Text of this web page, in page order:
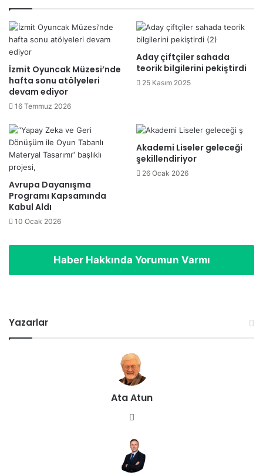
İzmit Oyuncak Müzesi’nde
hafta sonu atölyeleri
devam ediyor
16 Temmuz 2026
Aday çiftçiler sahada
teorik bilgilerini pekiştirdi
25 Kasım 2025
Avrupa Dayanışma
Programı Kapsamında
Kabul Aldı
10 Ocak 2026
Akademi Liseler geleceği
şekillendiriyor
26 Ocak 2026
Haber Hakkında Yorumun Varmı
Yazarlar
Ata Atun
esi